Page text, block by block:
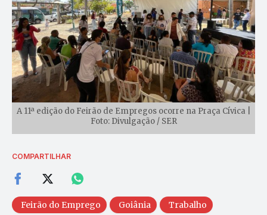
A 11ª edição do Feirão de Empregos ocorre na Praça Cívica |
Foto: Divulgação / SER
COMPARTILHAR
Feirão do Emprego Goiânia Trabalho